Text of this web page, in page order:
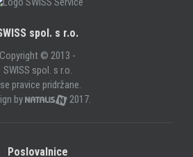
spol. s r.o.
Copyright © 2013 -
SWISS spol. s r.o.
pravice pridržane.
by
2017.
Poslovalnice